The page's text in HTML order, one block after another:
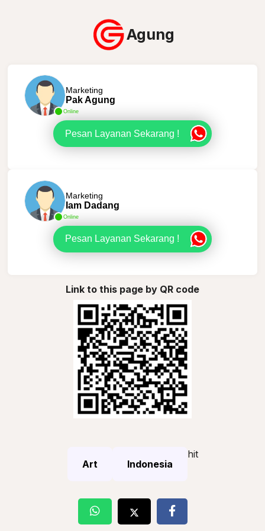
Agung
Online
Marketing
Pak Agung
Pesan Layanan Sekarang !
Online
Marketing
Iam Dadang
Pesan Layanan Sekarang !
Link to this page by QR code
Art Indonesia
hit